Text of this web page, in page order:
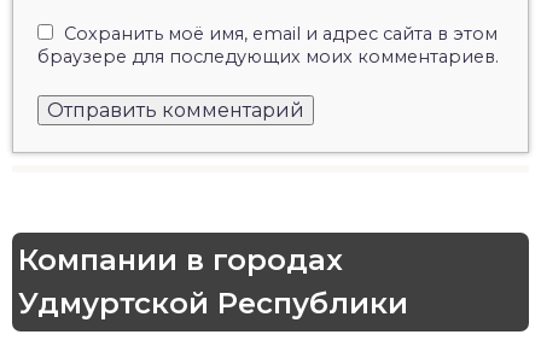
Сохранить моё имя, email и адрес сайта в этом
браузере для последующих моих комментариев.
Компании в городах
Удмуртской Республики